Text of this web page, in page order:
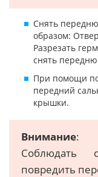
Снять
образом:
Разрезать
снять
При помощи
передний
крышки.
Внимание:
Соблюдать
повредить